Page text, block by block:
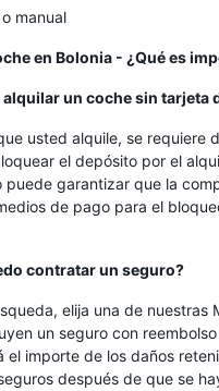
manual
en Bolonia - ¿Qué es
alquilar un coche sin tarjeta
usted alquile, se requiere
el depósito por el
puede garantizar que la
de pago para el
contratar un seguro?
elija una de nuestras
un seguro con
el importe de los daños
después de que se